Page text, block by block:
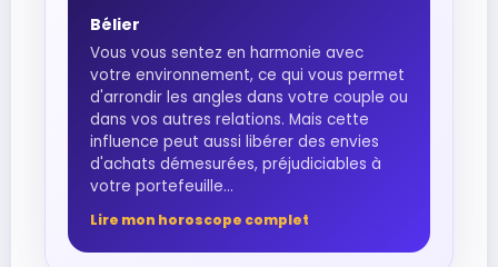
Bélier
Vous vous sentez en harmonie avec
votre environnement, ce qui vous permet
d'arrondir les angles dans votre couple ou
dans vos autres relations. Mais cette
influence peut aussi libérer des envies
d'achats démesurées, préjudiciables à
votre portefeuille...
Lire mon horoscope complet